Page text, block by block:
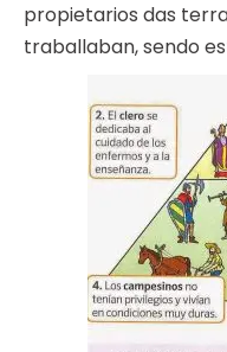
propietarios das
traballaban, sendo